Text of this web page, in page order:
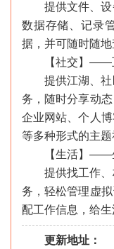
提供文件、
数据存储、记录
据，并可随时随地
【社交】——
提供江湖、
务，随时分享动
企业网站、个人
等多种形式的主题
【生活】——
提供找工作
务，轻松管理虚
配工作信息，给
更新地址：